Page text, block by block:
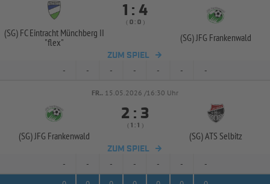
(SG) FC Eintracht Münchberg II
"flex"
 : 
( :  )
(SG) JFG Frankenwald
ZUM SPIEL
- - - - - - -
FR.. 15.05.2026 /16:30 Uhr
(SG) JFG Frankenwald
 : 
(  :  )
(SG) ATS Selbitz
ZUM SPIEL
- - - - - -
-